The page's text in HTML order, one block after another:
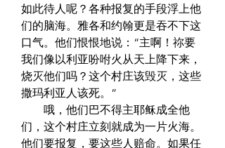
如此待人呢？各种报复的手段浮上他
们的脑海。雅各和约翰更是吞不下这
口气。他们恨恨地说：“主啊！祢要
我们像以利亚吩咐火从天上降下来，
烧灭他们吗？这个村庄该毁灭，这些
撒玛利亚人该死。”
哦，他们巴不得主耶稣成全他
们，这个村庄立刻就成为一片火海。
他们要报复，要这些人赔命。如果任